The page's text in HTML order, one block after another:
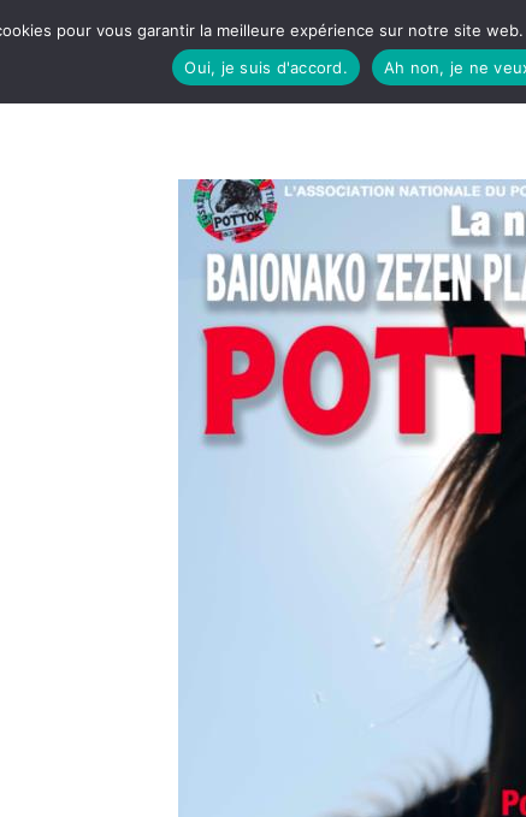
LE STUDIO FÊTES BASQUES À
pour vous garantir la meilleure expérience sur notre site
Oui, je suis d'accord.
Ah non, je ne